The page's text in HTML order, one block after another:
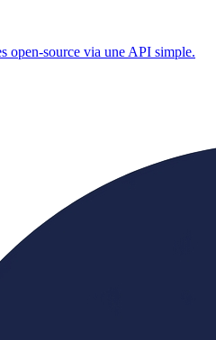
open-source via une API simple.